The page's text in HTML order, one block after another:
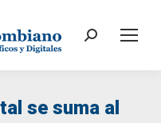
Search:
se suma al